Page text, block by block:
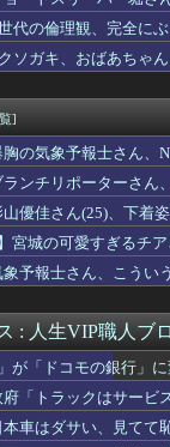
ース級の財務官僚、
後くらいでもいいん
ーズ 13勝33敗
アル麻雀 Venus
ー堀さん、対面で高
いポロシャツから乳
「BUMPが邦ロック
、エッチなフィギュ
】食玩SMP「VRVロ
大評価ゲーム
すごいことになる
組みショット「小園
る？
茨城県が独自パスポ
学祝いに10万円を送
の子が一番抜けるよ
食料品の消費減税「
て、パパが隣りの車
ぎて誰が誰だか・・
世代の倫理観、完全に
クソガキ、おばあちゃ
]
胸の気象予報士さん、
ランチリポーターさん
山優佳さん(25)、下着
】宮城の可愛すぎるチ
予報士さん、こうい
: 人生VIP職人ブ
」が「ドコモの銀行」
府「トラックはサー
車はダサい、見てて